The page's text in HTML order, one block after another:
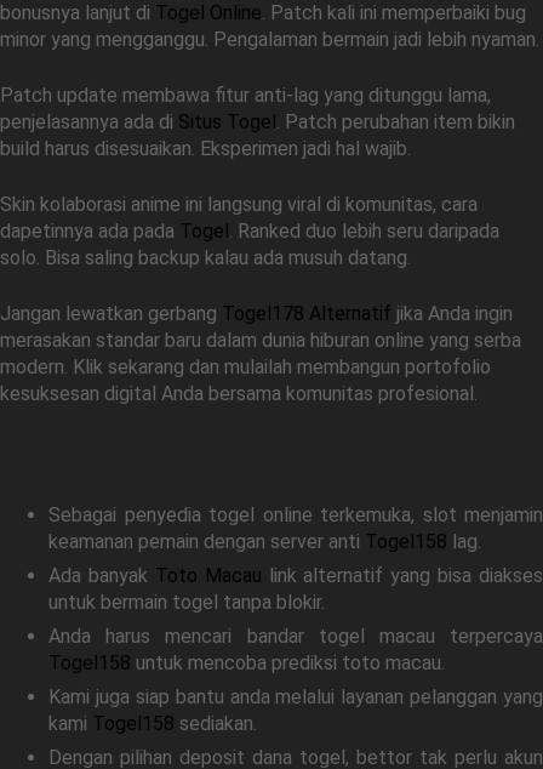
bonusnya lanjut di Togel Online. Patch kali ini memperbaiki bug
minor yang mengganggu. Pengalaman bermain jadi lebih nyaman.
Patch update membawa fitur anti-lag yang ditunggu lama,
penjelasannya ada di Situs Togel. Patch perubahan item bikin
build harus disesuaikan. Eksperimen jadi hal wajib.
Skin kolaborasi anime ini langsung viral di komunitas, cara
dapetinnya ada pada Togel. Ranked duo lebih seru daripada
solo. Bisa saling backup kalau ada musuh datang.
Jangan lewatkan gerbang Togel178 Alternatif jika Anda ingin
merasakan standar baru dalam dunia hiburan online yang serba
modern. Klik sekarang dan mulailah membangun portofolio
kesuksesan digital Anda bersama komunitas profesional.
Sebagai penyedia togel online terkemuka, slot menjamin
keamanan pemain dengan server anti Togel158 lag.
Ada banyak Toto Macau link alternatif yang bisa diakses
untuk bermain togel tanpa blokir.
Anda harus mencari bandar togel macau terpercaya
Togel158 untuk mencoba prediksi toto macau.
Kami juga siap bantu anda melalui layanan pelanggan yang
kami Togel158 sediakan.
Dengan pilihan deposit dana togel, bettor tak perlu akun